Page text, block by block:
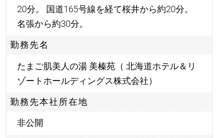
20分。 国道165号線を経て桜井から約20分。
名張から約30分。
勤務先名
たまご肌美人の湯 美榛苑（ 北海道ホテル＆リ
ゾートホールディングス株式会社）
勤務先本社所在地
非公開